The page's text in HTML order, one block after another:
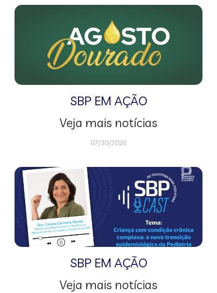
SBP EM AÇÃO
Veja mais notícias
07/30/2026
SBP EM AÇÃO
Veja mais notícias